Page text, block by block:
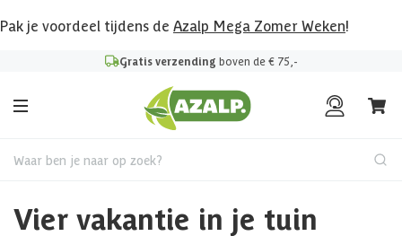
Pak je voordeel tijdens de Azalp Mega Zomer Weken!
Gratis verzending boven de € 75,-
Waar ben je naar op zoek?
Vier vakantie in je tuin